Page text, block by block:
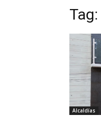
Tag:
Alcaldías